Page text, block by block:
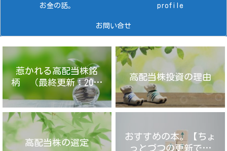
お金の話。 profile
お問い合せ
惹かれる高配当株銘
柄 （最終更新：2025
年4月14日）
高配当株投資の理由
高配当株の選定
おすすめの本。【ちょ
っとづつの更新です